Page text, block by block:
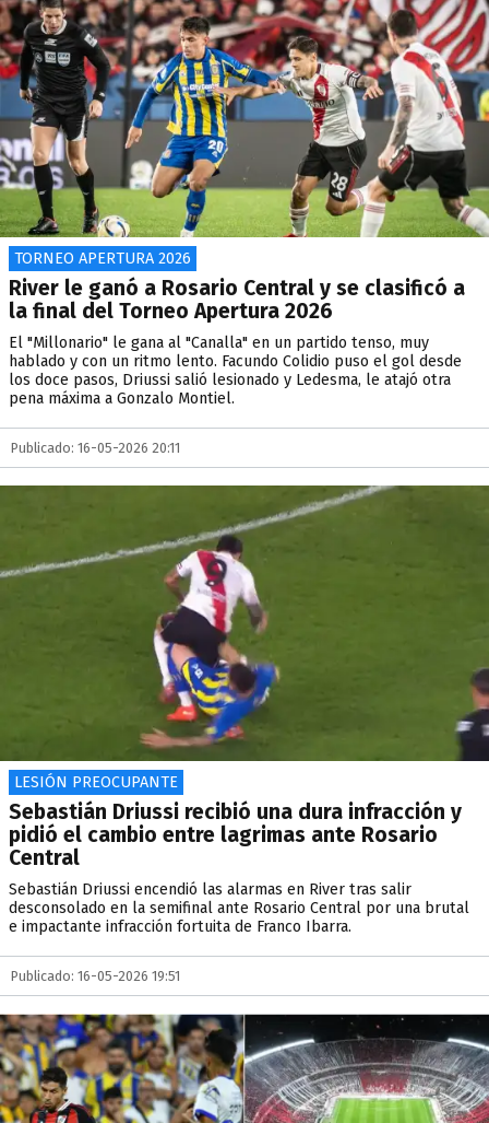
TORNEO APERTURA 2026
River le ganó a Rosario Central y se clasificó a
la final del Torneo Apertura 2026
El "Millonario" le gana al "Canalla" en un partido tenso, muy
hablado y con un ritmo lento. Facundo Colidio puso el gol desde
los doce pasos, Driussi salió lesionado y Ledesma, le atajó otra
pena máxima a Gonzalo Montiel.
Publicado: 16-05-2026 20:11
LESIÓN PREOCUPANTE
Sebastián Driussi recibió una dura infracción y
pidió el cambio entre lagrimas ante Rosario
Central
Sebastián Driussi encendió las alarmas en River tras salir
desconsolado en la semifinal ante Rosario Central por una brutal
e impactante infracción fortuita de Franco Ibarra.
Publicado: 16-05-2026 19:51